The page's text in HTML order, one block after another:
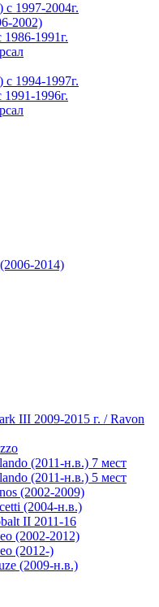
1997-2004г.
2002)
1991г.
1994-1997г.
1996г.
2014)
III 2009-2015 г. / Ravon
(2011-н.в.) 7 мест
(2011-н.в.) 5 мест
(2002-2009)
(2004-н.в.)
II 2011-16
(2002-2012)
(2012-)
(2009-н.в.)